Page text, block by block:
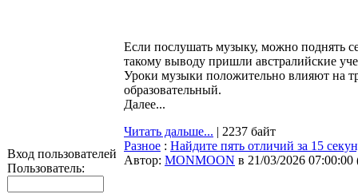
Вход пользователей
Пользователь:
Если послушать музыку, можно поднять
такому выводу пришли австралийские
Уроки музыки положительно влияют на
образовательный.
Далее...
Читать дальше... | 2237 байт
Разное : Найдите пять отличий за 15
Автор: MONMOON в 21/03/2026 07:00:00